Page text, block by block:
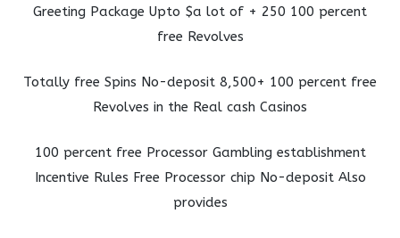
Greeting Package Upto $a lot of + 250 100 percent
free Revolves
Totally free Spins No-deposit 8,500+ 100 percent free
Revolves in the Real cash Casinos
100 percent free Processor Gambling establishment
Incentive Rules Free Processor chip No-deposit Also
provides